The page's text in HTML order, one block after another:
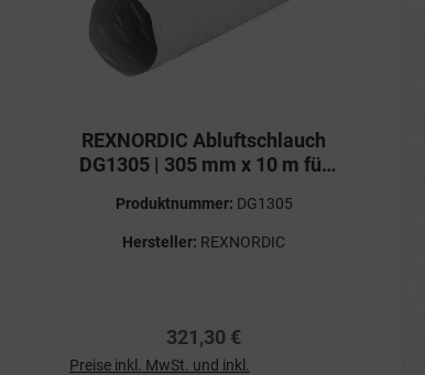
REXNORDIC Abluftschlauch
DG1305 | 305 mm x 10 m für
Produktnummer: DG1305
Hersteller: REXNORDIC
321,30 €
Preise inkl. MwSt. und inkl.